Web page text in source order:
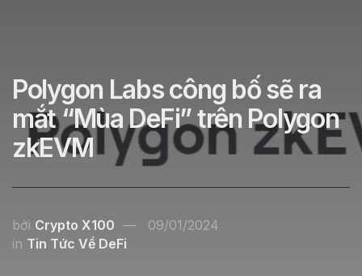
Polygon Labs công bố sẽ ra
mắt “Mùa DeFi” trên Polygon
zkEVM
bởi Crypto X100
09/01/2024
in Tin Tức Về DeFi